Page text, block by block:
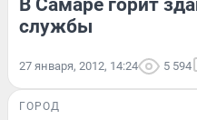
В Самаре горит
службы
27 января, 2012, 14:24 5 594
ГОРОД